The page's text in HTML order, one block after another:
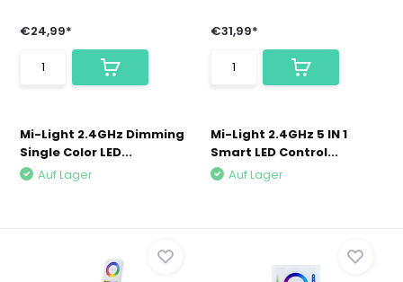
€24,99*
Mi-Light 2.4GHz Dimming
Single Color LED...
Auf Lager
€31,99*
Mi-Light 2.4GHz 5 IN 1
Smart LED Control...
Auf Lager